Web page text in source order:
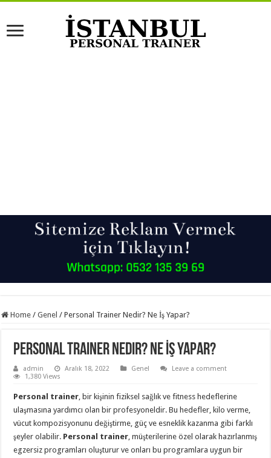
Home / Genel / Personal Trainer Nedir? Ne İş Yapar?
Personal Trainer Nedir? Ne İş Yapar?
admin Aralık 18, 2022 Genel
Leave a comment
1,380 Views
Personal trainer, bir kişinin fiziksel sağlık ve fitness hedeflerine
ulaşmasına yardımcı olan bir profesyoneldir. Bu hedefler, kilo verme,
vücut kompozisyonunu değiştirme, güç ve esneklik kazanma gibi farklı
şeyler olabilir. Personal trainer, müşterilerine özel olarak hazırlanmış
egzersiz programları oluşturur ve onları bu programlara uygun bir